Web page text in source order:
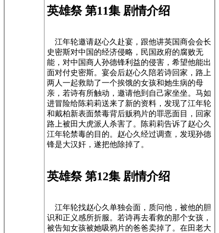
英雄祭 第11集 剧情介绍
江年轮邀请赵心久赴宴，跟他讲英国商会会长
史密斯对中国的经济侵略，民国政府的腐败无
能，对中国商人孙德锋利益的侵害，希望他能出
面对付史密斯。宴会后赵心久陪若诗回家，路上
两人一起救助了一个挨饿的女孩和她生病的母
亲，若诗有所触动，邀请他到自己家坐坐。马如
进冒险给陈莉莉送来了新的资料，发现了江年轮
和戴柏新表面禁毒背后贩鸦片的罪恶面目，回家
路上被田大虎派人杀害了。陈莉莉告诉了赵心久
江年轮禁毒的目的。赵心久经过调查，发现孙德
锋是大汉奸，遂把他除掉了。
英雄祭 第12集 剧情介绍
江年轮找赵心久单独会面，质问他，被他的胆
识和正义感所折服。若诗再去看救的那个女孩，
被告知女孩被她吸鸦片的爸爸卖掉了。在田老大